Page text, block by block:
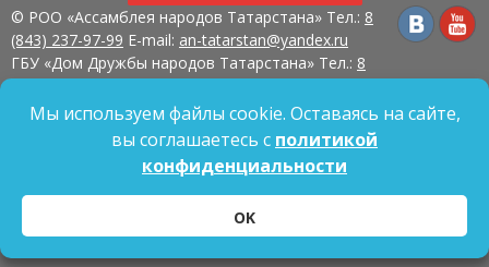
© РОО «Ассамблея народов Татарстана» Тел.: 8
(843) 237-97-99 E-mail: an-tatarstan@yandex.ru
ГБУ «Дом Дружбы народов Татарстана» Тел.: 8
420107, г. Казань, ул. Павлюхина, д. 57
Политика обработки персональных данных
Согласие на обработку персональных данных
Мы используем файлы cookie. Оставаясь на сайте,
вы соглашаетесь с политикой
конфиденциальности
OK